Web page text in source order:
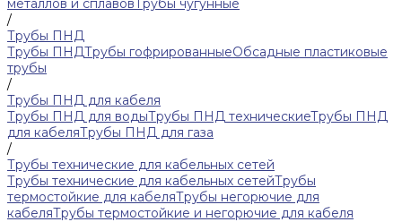
металлов и сплавовТрубы чугунные
/
Трубы ПНД
Трубы ПНДТрубы гофрированныеОбсадные пластиковые
трубы
/
Трубы ПНД для кабеля
Трубы ПНД для водыТрубы ПНД техническиеТрубы ПНД
для кабеляТрубы ПНД для газа
/
Трубы технические для кабельных сетей
Трубы технические для кабельных сетейТрубы
термостойкие для кабеляТрубы негорючие для
кабеляТрубы термостойкие и негорючие для кабеля